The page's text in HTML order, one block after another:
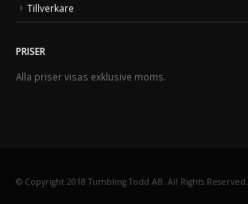
Tillverkare
PRISER
Alla priser visas exklusive moms.
© Copyright 2018 Tumbling Todd AB. All Rights Reserved.